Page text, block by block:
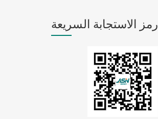
رمز الاستجابة السريعة